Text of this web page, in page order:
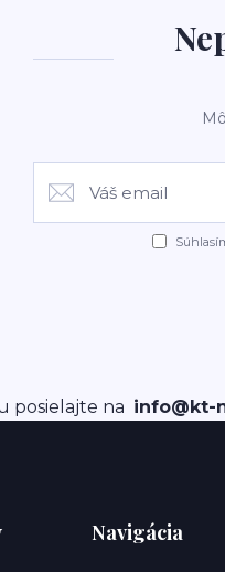
posielajte na info@kt-
Navigácia